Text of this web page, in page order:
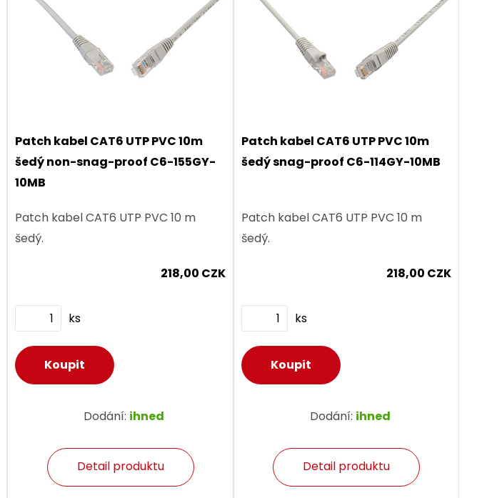
Patch kabel CAT6 UTP PVC 10m
šedý non-snag-proof C6-155GY-
10MB
Patch kabel CAT6 UTP PVC 10 m
šedý.
218,00 CZK
ks
Dodání: ihned
Detail produktu
Patch kabel CAT6 UTP PVC 10m
šedý snag-proof C6-114GY-10MB
Patch kabel CAT6 UTP PVC 10 m
šedý.
218,00 CZK
ks
Dodání: ihned
Detail produktu